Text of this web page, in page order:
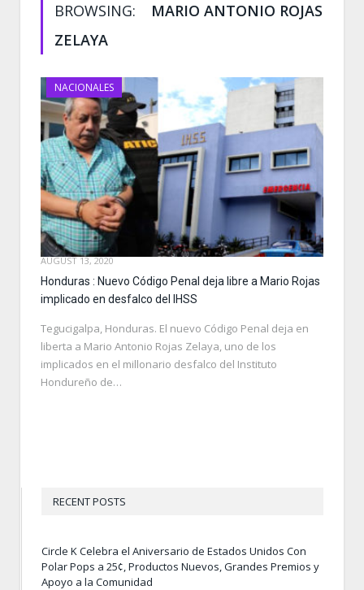
BROWSING:
MARIO ANTONIO ROJAS
ZELAYA
NACIONALES
AUGUST 13, 2020
Honduras : Nuevo Código Penal deja libre a Mario Rojas
implicado en desfalco del IHSS
Tegucigalpa, Honduras. El nuevo Código Penal deja en
liberta a Mario Antonio Rojas Zelaya, uno de los
implicados en el millonario desfalco del Instituto
Hondureño de…
RECENT POSTS
Circle K Celebra el Aniversario de Estados Unidos Con
Polar Pops a 25¢, Productos Nuevos, Grandes Premios y
Apoyo a la Comunidad